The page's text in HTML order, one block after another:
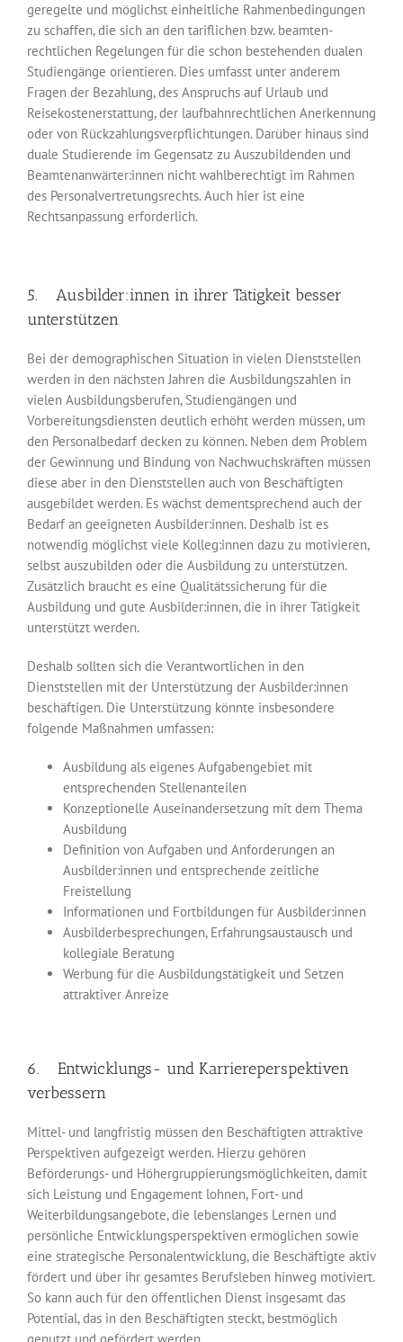
geregelte und möglichst einheit­liche Rahmenbedingungen
zu schaffen, die sich an den tariflichen bzw. beamten­
rechtlichen Regelungen für die schon bestehenden dualen
Studiengänge orientieren. Dies umfasst unter anderem
Fragen der Bezahlung, des Anspruchs auf Urlaub und
Reisekostenerstattung, der laufbahnrechtlichen Anerkennung
oder von Rückzahlungs­verpflichtungen. Darüber hinaus sind
duale Studierende im Gegensatz zu Auszu­bildenden und
Beamtenanwärter:innen nicht wahlberechtigt im Rahmen
des Personal­vertretungsrechts. Auch hier ist eine
Rechtsanpassung erforderlich.
5. Ausbilder:innen in ihrer Tätigkeit besser
unterstützen
Bei der demographischen Situation in vielen Dienststellen
werden in den nächsten Jahren die Ausbildungszahlen in
vielen Ausbildungsberufen, Studiengängen und
Vorbereitungsdiensten deutlich erhöht werden müssen, um
den Personalbedarf decken zu können. Neben dem Problem
der Gewinnung und Bindung von Nachwuchs­kräften müssen
diese aber in den Dienststellen auch von Beschäftigten
ausgebildet werden. Es wächst dementsprechend auch der
Bedarf an geeigneten Ausbilder:innen. Deshalb ist es
notwendig möglichst viele Kolleg:innen dazu zu motivieren,
selbst auszubilden oder die Ausbildung zu unterstützen.
Zusätzlich braucht es eine Qualitäts­sicherung für die
Ausbildung und gute Ausbilder:innen, die in ihrer Tätigkeit
unterstützt werden.
Deshalb sollten sich die Verantwortlichen in den
Dienststellen mit der Unterstützung der Ausbilder:innen
beschäftigen. Die Unterstützung könnte insbesondere
folgende Maßnahmen umfassen:
Ausbildung als eigenes Aufgabengebiet mit
entsprechenden Stellen­anteilen
Konzeptionelle Auseinandersetzung mit dem Thema
Ausbildung
Definition von Aufgaben und Anforderungen an
Ausbilder:innen und entsprechende zeitliche
Freistellung
Informationen und Fortbildungen für Ausbilder:innen
Ausbilderbesprechungen, Erfahrungsaustausch und
kollegiale Beratung
Werbung für die Ausbildungstätigkeit und Setzen
attraktiver Anreize
6. Entwicklungs- und Karriereperspektiven
verbessern
Mittel- und langfristig müssen den Beschäftigten attraktive
Perspektiven aufgezeigt werden. Hierzu gehören
Beförderungs- und Höhergruppierungsmöglichkeiten, damit
sich Leistung und Engagement lohnen, Fort- und
Weiterbildungsangebote, die lebens­langes Lernen und
persönliche Entwicklungsperspektiven ermöglichen sowie
eine strategische Personalentwicklung, die Beschäftigte aktiv
fördert und über ihr gesamtes Berufsleben hinweg motiviert.
So kann auch für den öffentlichen Dienst insgesamt das
Potential, das in den Beschäftigten steckt, bestmöglich